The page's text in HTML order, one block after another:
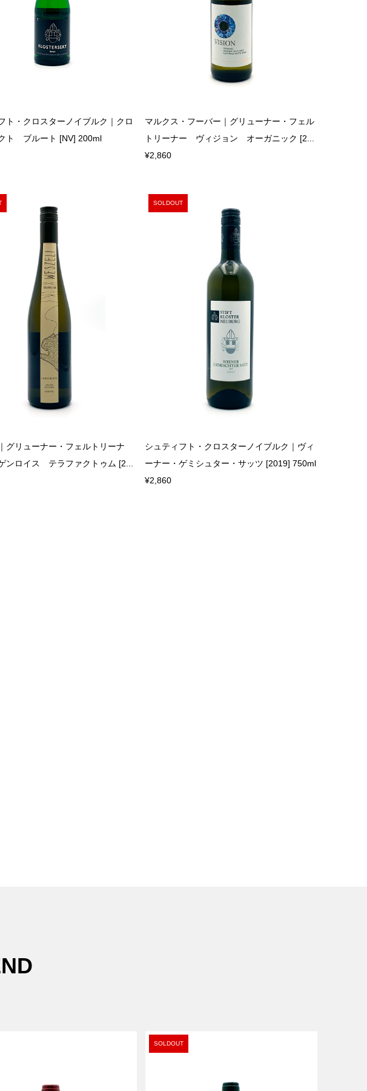
ト・クロスターノイブルク｜クロ
ト ブルート [NV] 200ml
マルクス・フーバー｜グリューナー・フェル
トリーナー ヴィジョン オーガニック [2...
¥2,860
グリューナー・フェルトリーナ
ロイス テラファクトゥム [2...
SOLDOUT
シュティフト・クロスターノイブルク｜ヴィ
ーナー・ゲミシュター・サッツ [2019] 750ml
¥2,860